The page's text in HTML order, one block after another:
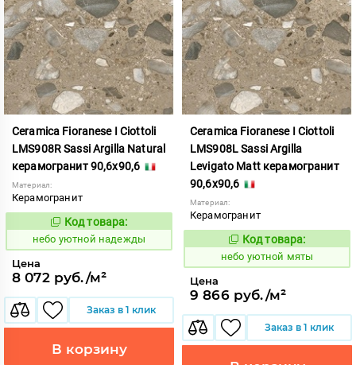
Ceramica Fioranese I Ciottoli
LMS908R Sassi Argilla Natural
керамогранит 90,6x90,6
Материал:
Керамогранит
1123182
Код товара:
небо уютной надежды
Цена
8 072 руб./м²
Заказ в 1 клик
В корзину
Ceramica Fioranese I Ciottoli
LMS908L Sassi Argilla
Levigato Matt керамогранит
90,6x90,6
Материал:
Керамогранит
1123181
Код товара:
небо уютной мяты
Цена
9 866 руб./м²
Заказ в 1 клик